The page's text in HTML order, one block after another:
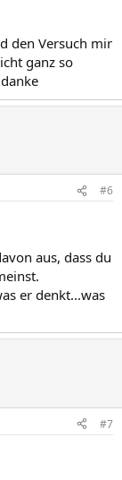
den Versuch mir
ganz so
#6
aus, dass du
er denkt...was
#7